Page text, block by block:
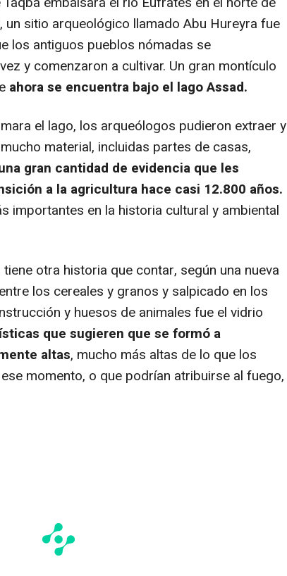
un sitio arqueológico llamado Abu Hureyra fue
los antiguos pueblos nómadas se
y comenzaron a cultivar. Un gran montículo
ahora se encuentra bajo el lago Assad.
el lago, los arqueólogos pudieron extraer y
material, incluidas partes de casas,
gran cantidad de evidencia que les
a la agricultura hace casi 12.800 años.
importantes en la historia cultural y ambiental
otra historia que contar, según una nueva
los cereales y granos y salpicado en los
y huesos de animales fue el vidrio
que sugieren que se formó a
altas, mucho más altas de lo que los
momento, o que podrían atribuirse al fuego,